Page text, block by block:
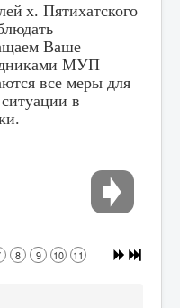
х. Пятихатского
Ваше
МУП
все меры для
в
8 9 10 11